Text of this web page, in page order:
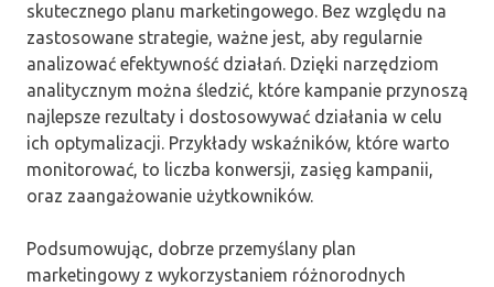
skutecznego planu marketingowego. Bez względu na
zastosowane strategie, ważne jest, aby regularnie
analizować efektywność działań. Dzięki narzędziom
analitycznym można śledzić, które kampanie przynoszą
najlepsze rezultaty i dostosowywać działania w celu
ich optymalizacji. Przykłady wskaźników, które warto
monitorować, to liczba konwersji, zasięg kampanii,
oraz zaangażowanie użytkowników.
Podsumowując, dobrze przemyślany plan
marketingowy z wykorzystaniem różnorodnych